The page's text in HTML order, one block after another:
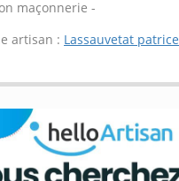
maçonnerie -
artisan : Lassauvetat patrice